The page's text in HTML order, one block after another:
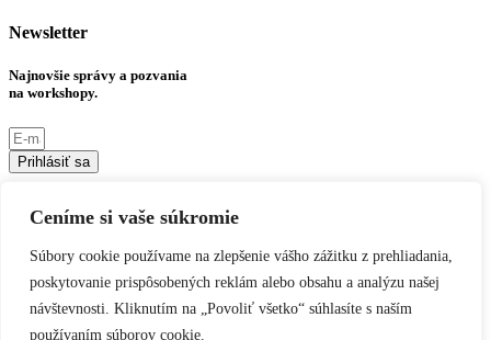
Ceníme si vaše súkromie
Súbory cookie používame na zlepšenie vášho zážitku z prehliadania,
poskytovanie prispôsobených reklám alebo obsahu a analýzu našej
návštevnosti. Kliknutím na „Povoliť všetko“ súhlasíte s naším
používaním súborov cookie.
Newsletter
Najnovšie správy a pozvania
na workshopy.
Prihlásiť sa
Sociálne siete
Linkedin Instagram Youtube Facebook
Informácie
Ochrana osobných údajov